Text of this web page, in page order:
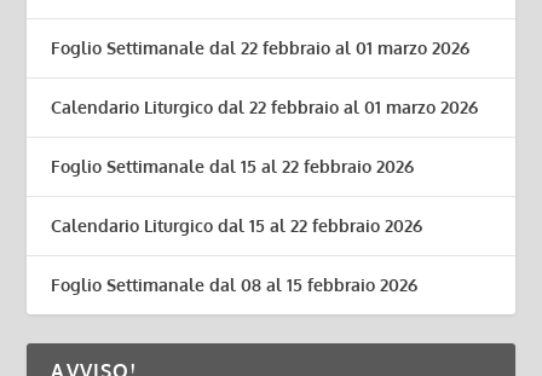
Foglio Settimanale dal 22 febbraio al 01 marzo 2026
Calendario Liturgico dal 22 febbraio al 01 marzo 2026
Foglio Settimanale dal 15 al 22 febbraio 2026
Calendario Liturgico dal 15 al 22 febbraio 2026
Foglio Settimanale dal 08 al 15 febbraio 2026
AVVISO!